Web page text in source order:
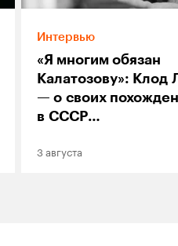
Интервью
«Я многим обязан
Калатозову»: Клод
— о своих
в СССР
изобретательности
3 августа